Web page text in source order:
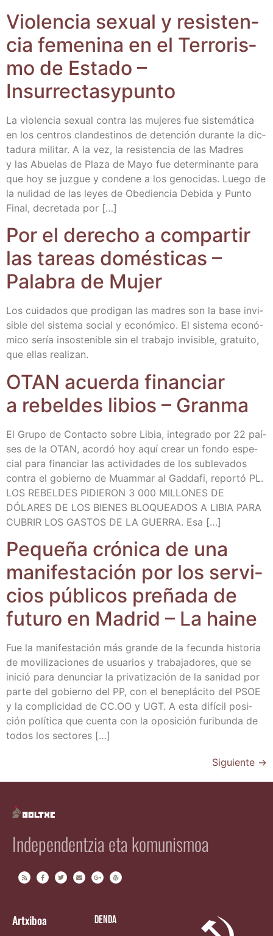
Vio­len­cia sexual y resis­ten­
cia feme­ni­na en el Terro­ris­
mo de Esta­do –
Insurrectasypunto
La vio­len­cia sexual con­tra las muje­res fue sis­te­má­ti­ca
en los cen­tros clan­des­ti­nos de deten­ción duran­te la dic­
ta­du­ra mili­tar. A la vez, la resis­ten­cia de las Madres
y las Abue­las de Pla­za de Mayo fue deter­mi­nan­te para
que hoy se juz­gue y con­de­ne a los geno­ci­das. Lue­go de
la nuli­dad de las leyes de Obe­dien­cia Debi­da y Pun­to
Final, decre­ta­da por […]
Por el dere­cho a com­par­tir
las tareas domés­ti­cas –
Pala­bra de Mujer
Los cui­da­dos que pro­di­gan las madres son la base invi­
si­ble del sis­te­ma social y eco­nó­mi­co. El sis­te­ma eco­nó­
mi­co sería insos­te­ni­ble sin el tra­ba­jo invi­si­ble, gra­tui­to,
que ellas realizan.
OTAN acuer­da finan­ciar
a rebel­des libios – Granma
El Gru­po de Con­tac­to sobre Libia, inte­gra­do por 22 paí­
ses de la OTAN, acor­dó hoy aquí crear un fon­do espe­
cial para finan­ciar las acti­vi­da­des de los suble­va­dos
con­tra el gobierno de Muam­mar al Gad­da­fi, repor­tó PL.
LOS REBELDES PIDIERON 3 000 MILLONES DE
DÓLARES DE LOS BIENES BLOQUEADOS A LIBIA PARA
CUBRIR LOS GASTOS DE LA GUERRA. Esa […]
Peque­ña cró­ni­ca de una
mani­fes­ta­ción por los ser­vi­
cios públi­cos pre­ña­da de
futu­ro en Madrid – La haine
Fue la mani­fes­ta­ción más gran­de de la fecun­da his­to­ria
de movi­li­za­cio­nes de usua­rios y tra­ba­ja­do­res, que se
ini­ció para denun­ciar la pri­va­ti­za­ción de la sani­dad por
par­te del gobierno del PP, con el bene­plá­ci­to del PSOE
y la com­pli­ci­dad de CC.OO y UGT. A esta difí­cil posi­
ción polí­ti­ca que cuen­ta con la opo­si­ción furi­bun­da de
todos los sectores […]
Siguiente →
Independentzia eta komunismoa
Artxiboa Denda